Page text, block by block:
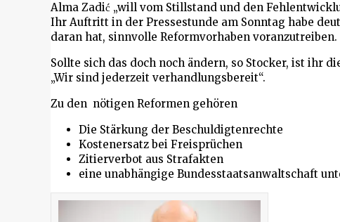
Alma Zadić „will vom Stillstand und den
Ihr Auftritt in der Pressestunde am Sonntag habe
daran hat, sinnvolle Reformvorhaben voranzutreiben.
Sollte sich das doch noch ändern, so Stocker, ist ihr
„Wir sind jederzeit verhandlungsbereit“.
Zu den nötigen Reformen gehören
Die Stärkung der Beschuldigtenrechte
Kostenersatz bei Freisprüchen
Zitierverbot aus Strafakten
eine unabhängige Bundesstaatsanwaltschaft